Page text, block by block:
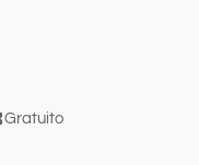
Gratuito